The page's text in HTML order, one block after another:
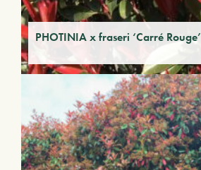
PHOTINIA x fraseri ‘Carré Rouge’